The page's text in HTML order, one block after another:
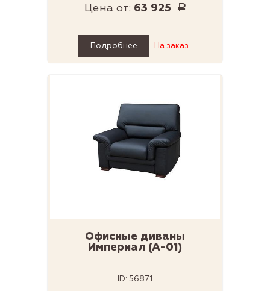
Цена от: 63 925 Р
Подробнее На заказ
Офисные диваны
Империал (А-01)
ID: 56871